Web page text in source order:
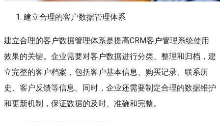
建立合理的客户数据管理体系
建立合理的客户数据管理体系是提高CRM客户管理系统使用
效果的关键。企业需要对客户数据进行分类、整理和归档，建
立完整的客户档案，包括客户基本信息、购买记录、联系历
史、客户反馈等信息。同时，企业还需要制定合理的数据维护
和更新机制，保证数据的及时、准确和完整。